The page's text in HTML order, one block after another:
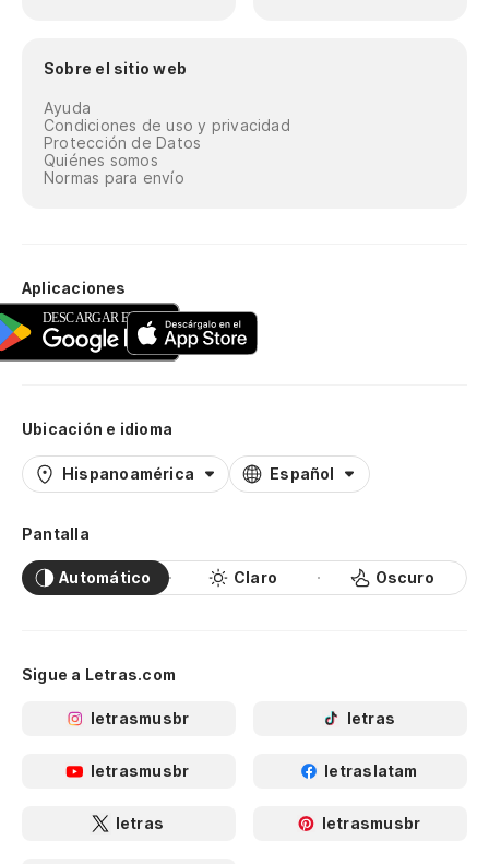
Sobre el sitio web
Ayuda
Condiciones de uso y privacidad
Protección de Datos
Quiénes somos
Normas para envío
Aplicaciones
Ubicación e idioma
Hispanoamérica Español
Pantalla
Automático Claro Oscuro
Sigue a Letras.com
letrasmusbr letras
letrasmusbr letraslatam
letras letrasmusbr